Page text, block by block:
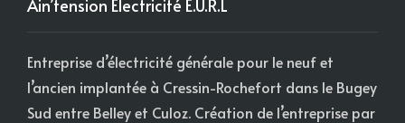
Ain’tension Électricité E.U.R.L
Entreprise d’électricité générale pour le neuf et
l’ancien implantée à Cressin-Rochefort dans le Bugey
Sud entre Belley et Culoz. Création de l’entreprise par